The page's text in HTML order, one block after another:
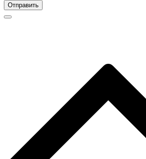
Отправить